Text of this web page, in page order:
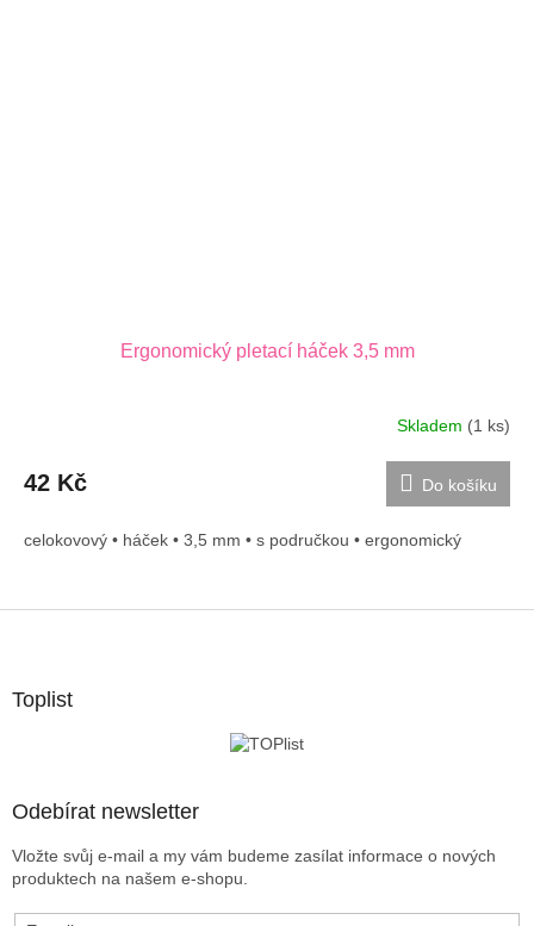
Ergonomický pletací háček 3,5 mm
Skladem (1 ks)
42 Kč Do košíku
celokovový • háček • 3,5 mm • s područkou • ergonomický
Toplist
Odebírat newsletter
Vložte svůj e-mail a my vám budeme zasílat informace o nových
produktech na našem e-shopu.